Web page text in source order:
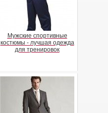
Мужские спортивные
костюмы - лучшая одежда
для тренировок